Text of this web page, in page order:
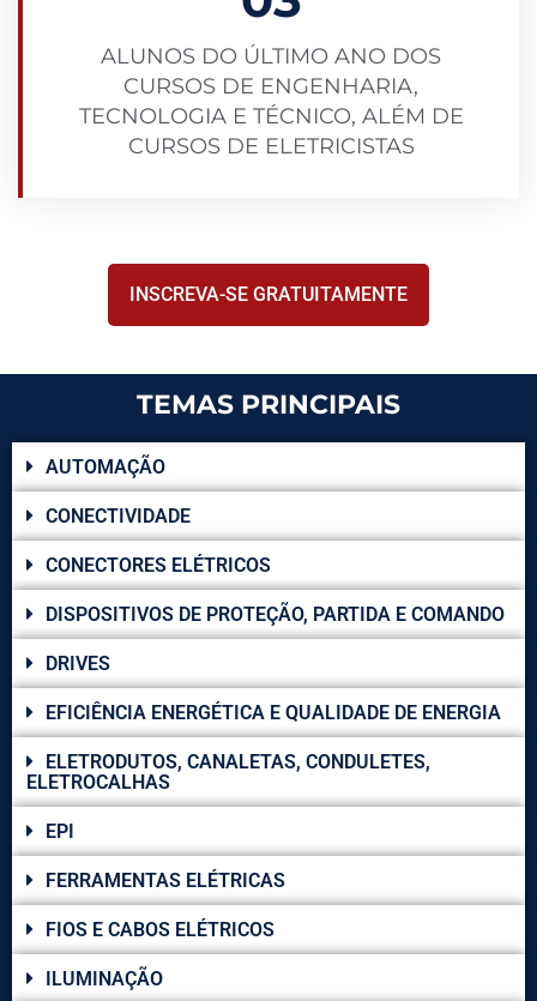
ALUNOS DO ÚLTIMO ANO DOS
CURSOS DE ENGENHARIA,
TECNOLOGIA E TÉCNICO, ALÉM DE
CURSOS DE ELETRICISTAS
INSCREVA-SE GRATUITAMENTE
TEMAS PRINCIPAIS
AUTOMAÇÃO
CONECTIVIDADE
CONECTORES ELÉTRICOS
DISPOSITIVOS DE PROTEÇÃO, PARTIDA E COMANDO
DRIVES
EFICIÊNCIA ENERGÉTICA E QUALIDADE DE ENERGIA
ELETRODUTOS, CANALETAS, CONDULETES,
ELETROCALHAS
EPI
FERRAMENTAS ELÉTRICAS
FIOS E CABOS ELÉTRICOS
ILUMINAÇÃO